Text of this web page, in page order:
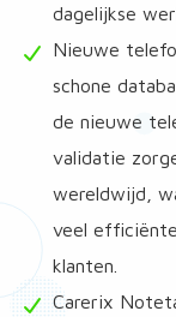
dagelijkse
Nieuwe
schone
de nieuwe
validatie
wereldwijd,
veel
klanten.
Carerix